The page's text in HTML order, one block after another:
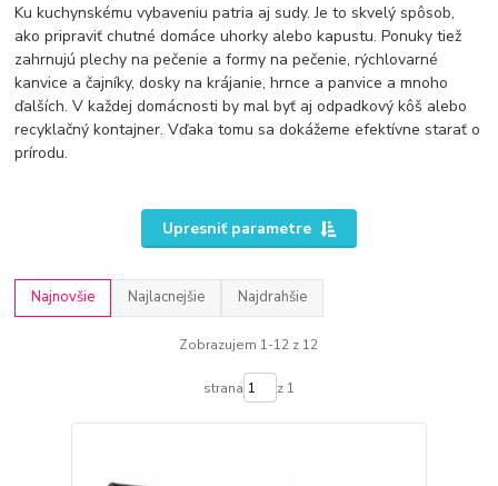
Ku kuchynskému vybaveniu patria aj sudy. Je to skvelý spôsob,
ako pripraviť chutné domáce uhorky alebo kapustu. Ponuky tiež
zahrnujú plechy na pečenie a formy na pečenie, rýchlovarné
kanvice a čajníky, dosky na krájanie, hrnce a panvice a mnoho
ďalších. V každej domácnosti by mal byť aj odpadkový kôš alebo
recyklačný kontajner. Vďaka tomu sa dokážeme efektívne starať o
prírodu.
Upresniť parametre
Najnovšie Najlacnejšie Najdrahšie
Zobrazujem 1-12 z 12
strana z 1